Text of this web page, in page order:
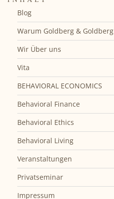
Blog
Warum Goldberg & Goldberg
Wir Über uns
Vita
BEHAVIORAL ECONOMICS
Behavioral Finance
Behavioral Ethics
Behavioral Living
Veranstaltungen
Privatseminar
Impressum